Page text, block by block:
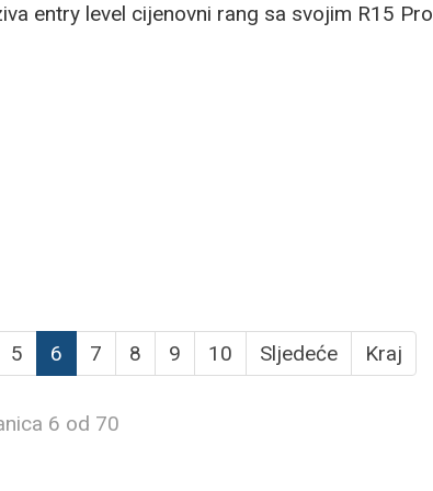
entry level cijenovni rang sa svojim R15 Pro
5 6 7 8 9 10 Sljedeće Kraj
6 od 70